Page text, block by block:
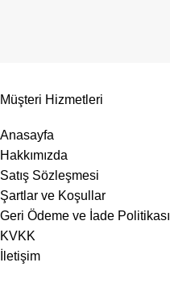
Müşteri Hizmetleri
Anasayfa
Hakkımızda
Satış Sözleşmesi
Şartlar ve Koşullar
Geri Ödeme ve İade Politikası
KVKK
İletişim